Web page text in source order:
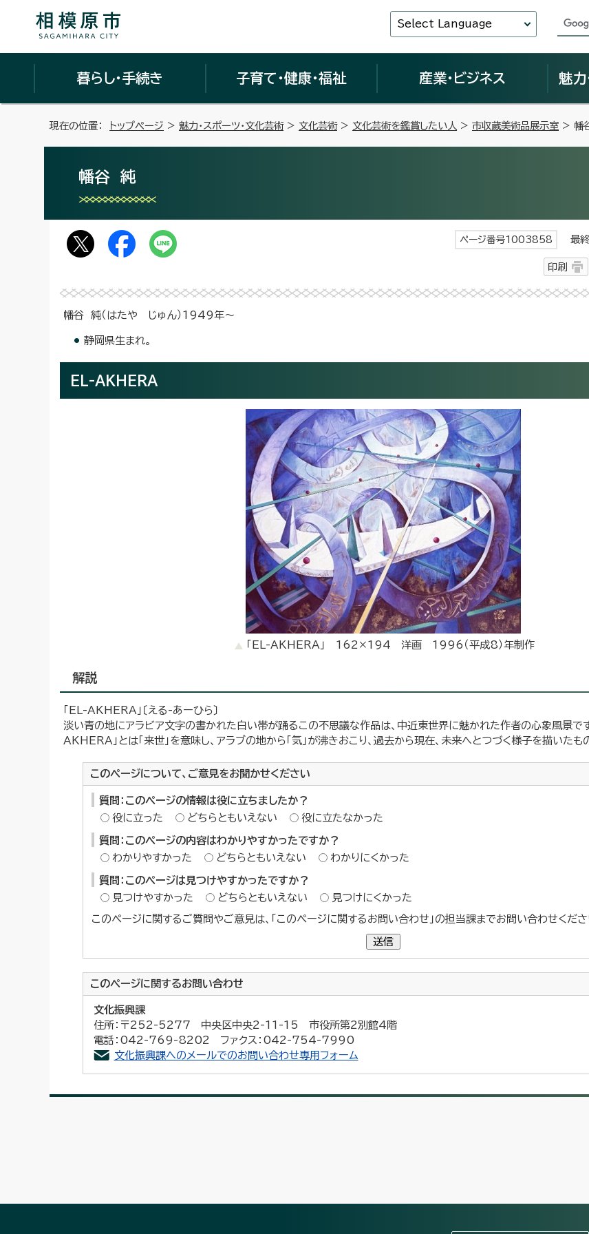
Select Language
暮らし・手続き 子育て・健康・福祉 産業・ビジネス 魅力
現在の位置： トップページ > 魅力・スポーツ・文化芸術> 文化芸術> 文化芸術を鑑賞したい人 > 市収蔵美術品展示室 > 幡
幡谷 純
ページ番号1003858 最終
印刷
幡谷 純（はたや じゅん）1949年～
静岡県生まれ。
EL-AKHERA
「EL-AKHERA」 162×194 洋画 1996（平成8）年制作
解説
「EL-AKHERA」〔える-あーひら〕
淡い青の地にアラビア文字の書かれた白い帯が踊るこの不思議な作品は、中近東世界に魅かれた作者の心象風景で
AKHERA」とは「来世」を意味し、アラブの地から「気」が沸きおこり、過去から現在、未来へとつづく様子を描いたも
このページについて、ご意見をお聞かせください
質問：このページの情報は役に立ちましたか？
役に立った
どちらともいえない 役に立たなかった
質問：このページの内容はわかりやすかったですか？
わかりやすかった
どちらともいえない わかりにくかった
質問：このページは見つけやすかったですか？
見つけやすかった
どちらともいえない 見つけにくかった
このページに関するご質問やご意見は、「このページに関するお問い合わせ」の担当課までお問い合わせくださ
送信
このページに関するお問い合わせ
文化振興課
住所：〒252-5277 中央区中央2-11-15 市役所第2別館4階
電話：042-769-8202 ファクス：042-754-7990
文化振興課へのメールでのお問い合わせ専用フォーム